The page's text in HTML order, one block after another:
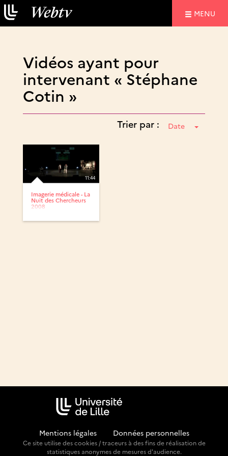
MENU
Vidéos ayant pour
intervenant « Stéphane
Cotin »
Trier par : Date
11:44
Imagerie médicale - La
Nuit des Chercheurs
2008
Mentions légales Données personnelles
Ce site utilise des cookies / traceurs à des fins de réalisation de
statistiques anonymes de mesures d'audience.